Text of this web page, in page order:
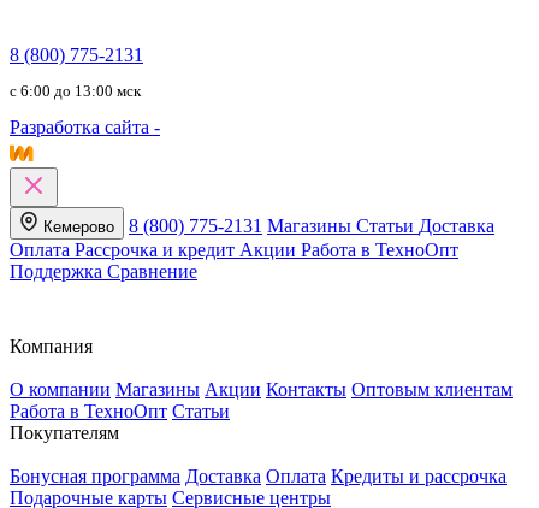
8 (800) 775-2131
c 6:00 до 13:00 мск
Разработка сайта -
Кемерово 8 (800) 775-2131 Магазины Статьи Доставка
Оплата Рассрочка и кредит Акции Работа в ТехноОпт
Поддержка Сравнение
Компания
О компании Магазины Акции Контакты Оптовым клиентам
Работа в ТехноОпт Статьи
Покупателям
Бонусная программа Доставка Оплата Кредиты и рассрочка
Подарочные карты Сервисные центры